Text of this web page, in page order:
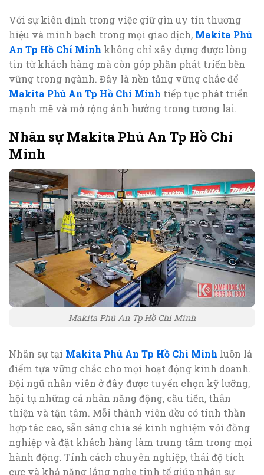
Với sự kiên định trong việc giữ gìn uy tín thương
hiệu và minh bạch trong mọi giao dịch, Makita Phú
An Tp Hồ Chí Minh không chỉ xây dựng được lòng
tin từ khách hàng mà còn góp phần phát triển bền
vững trong ngành. Đây là nền tảng vững chắc để
Makita Phú An Tp Hồ Chí Minh tiếp tục phát triển
mạnh mẽ và mở rộng ảnh hưởng trong tương lai.
Nhân sự Makita Phú An Tp Hồ Chí
Minh
Makita Phú An Tp Hồ Chí Minh
Nhân sự tại Makita Phú An Tp Hồ Chí Minh luôn là
điểm tựa vững chắc cho mọi hoạt động kinh doanh.
Đội ngũ nhân viên ở đây được tuyển chọn kỹ lưỡng,
hội tụ những cá nhân năng động, cầu tiến, thân
thiện và tận tâm. Mỗi thành viên đều có tinh thần
hợp tác cao, sẵn sàng chia sẻ kinh nghiệm với đồng
nghiệp và đặt khách hàng làm trung tâm trong mọi
hành động. Tính cách chuyên nghiệp, thái độ tích
cực và khả năng lắng nghe tinh tế giúp nhân sự